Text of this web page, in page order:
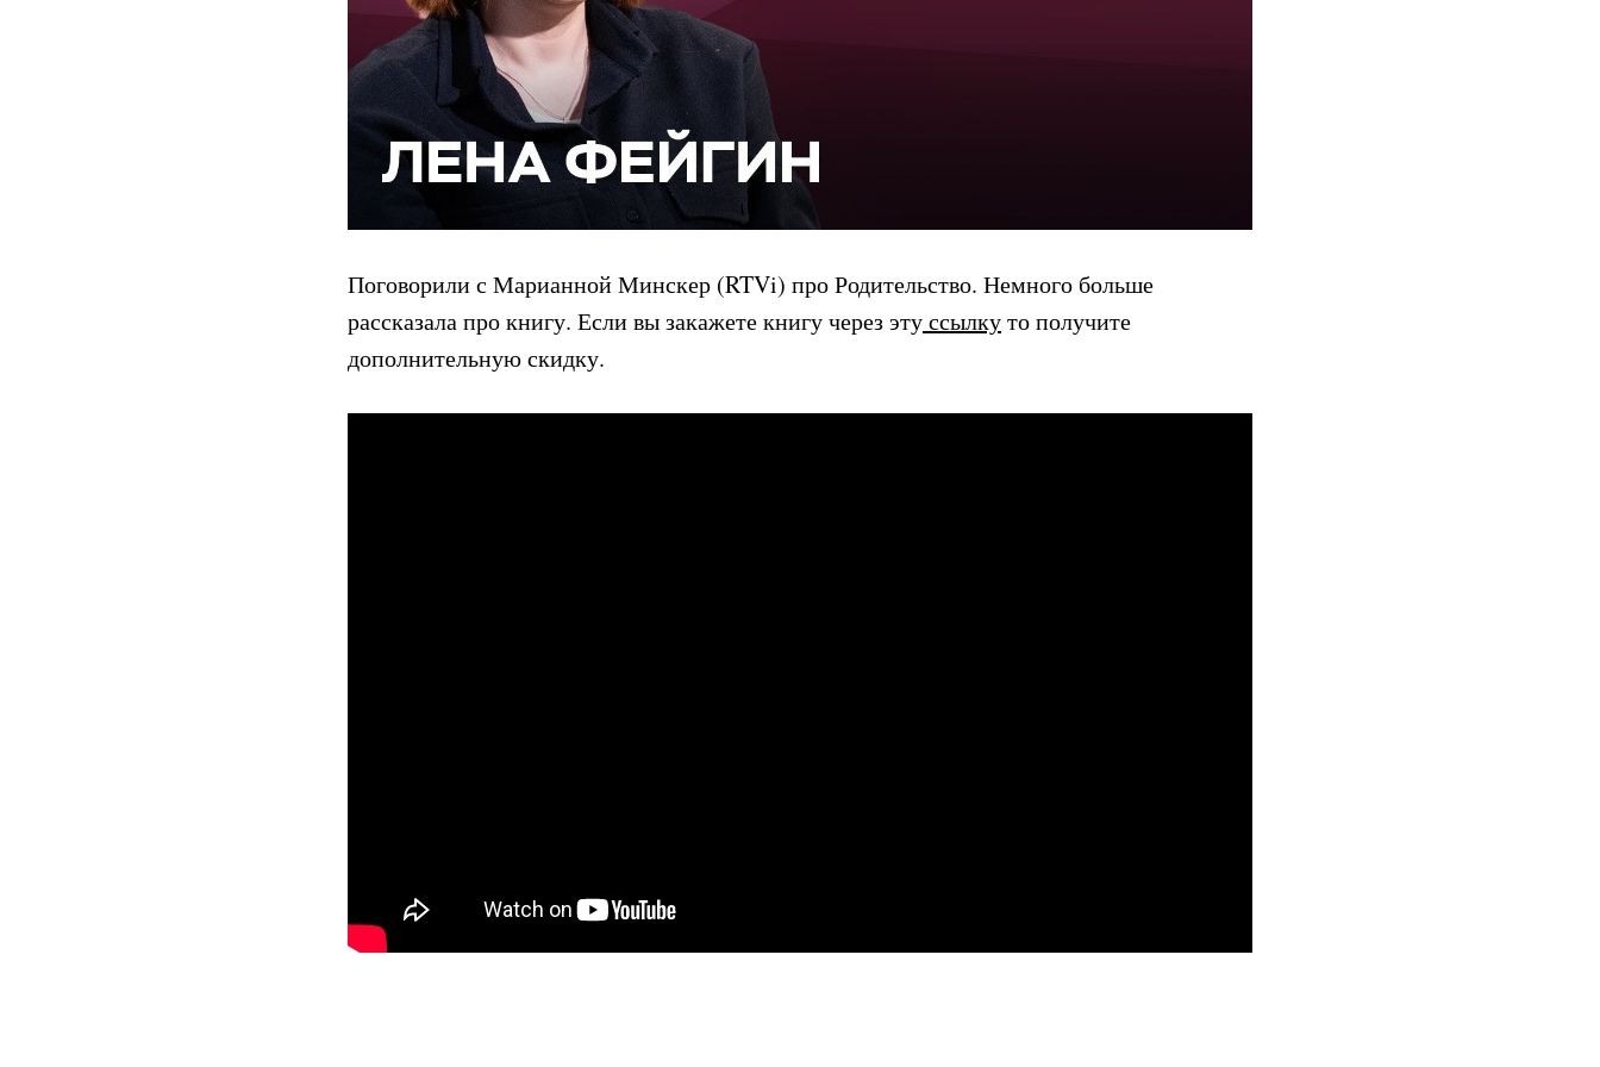
Поговорили с Марианной Минскер (RTVi) про Родительство. Немного больше
рассказала про книгу. Если вы закажете книгу через этуссылкуто получите
дополнительную скидку.